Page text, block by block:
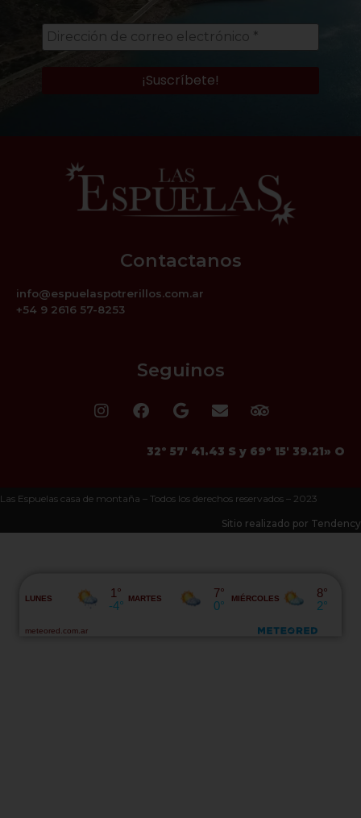
Contactanos
info@espuelaspotrerillos.com.ar
+54 9 2616 57-8253
Seguinos
32º 57′ 41.43 S y 69º 15′ 39.21» O
Las Espuelas casa de montaña – Todos los derechos reservados – 2023
Sitio realizado por Tendency